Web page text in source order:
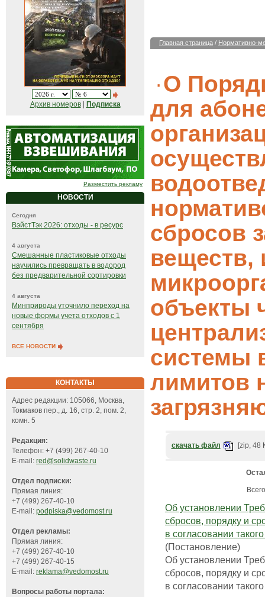
Архив номеров| Подписка
Разместить рекламу
НОВОСТИ
Сегодня
ВэйстТэк 2026: отходы - в ресурс
4 августа
Смешанные пластиковые отходы
научились превращать в водород
без предварительной сортировки
4 августа
Минприроды уточнило переход на
новые формы учета отходов с 1
сентября
ВСЕ НОВОСТИ
КОНТАКТЫ
Адрес редакции: 105066, Москва,
Токмаков пер., д. 16, стр. 2, пом. 2,
комн. 5
Редакция:
Телефон: +7 (499) 267-40-10
E-mail: red@solidwaste.ru
Отдел подписки:
Прямая линия:
+7 (499) 267-40-10
E-mail: podpiska@vedomost.ru
Отдел рекламы:
Прямая линия:
+7 (499) 267-40-10
+7 (499) 267-40-15
E-mail: reklama@vedomost.ru
Вопросы работы портала:
Главная страница / Нормативно-
О
для
сбросов
веществ,
объекты
системы
лимитов
скачать файл [zip, 48
Об установлении
сбросов, порядку и
в согласовании
(Постановление)
Об установлении
сбросов, порядку и
в согласовании